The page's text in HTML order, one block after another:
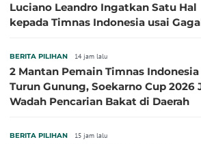
Luciano Leandro Ingatkan Satu Hal
kepada Timnas Indonesia usai
BERITA PILIHAN 14 jam lalu
2 Mantan Pemain Timnas Indonesia
Turun Gunung, Soekarno Cup 2026
Wadah Pencarian Bakat di Daerah
BERITA PILIHAN 15 jam lalu